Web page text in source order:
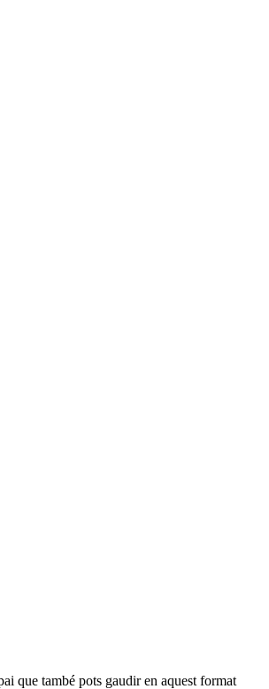
que també pots gaudir en aquest format